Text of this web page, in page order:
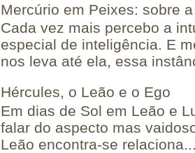
Mercúrio em Peixes: sobre
Cada vez mais percebo a
especial de inteligência. E
nos leva até ela, essa
Hércules, o Leão e o Ego
Em dias de Sol em Leão e
falar do aspecto mas
Leão encontra-se